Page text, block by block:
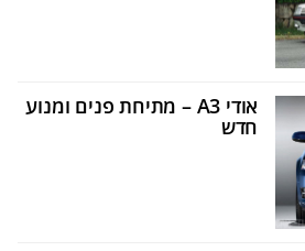
אודי A3 – מתיחת פנים ומנוע
חדש